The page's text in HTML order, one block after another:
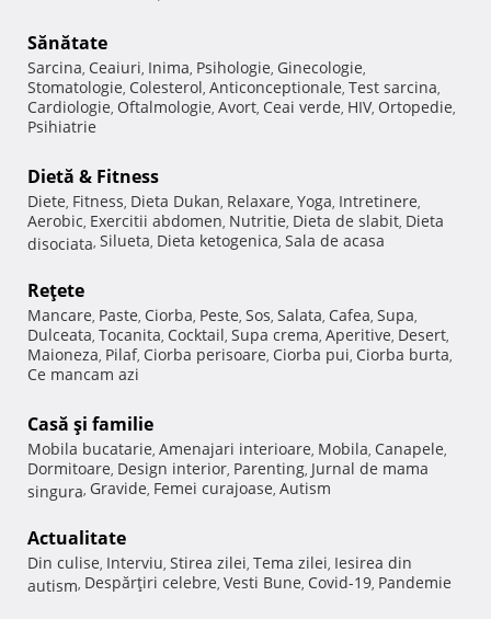
Sănătate
Sarcina, Ceaiuri, Inima, Psihologie, Ginecologie,
Stomatologie, Colesterol, Anticonceptionale, Test sarcina,
Cardiologie, Oftalmologie, Avort, Ceai verde, HIV, Ortopedie,
Psihiatrie
Dietă & Fitness
Diete, Fitness, Dieta Dukan, Relaxare, Yoga, Intretinere,
Aerobic, Exercitii abdomen, Nutritie, Dieta de slabit, Dieta
disociata, Silueta, Dieta ketogenica, Sala de acasa
Reţete
Mancare, Paste, Ciorba, Peste, Sos, Salata, Cafea, Supa,
Dulceata, Tocanita, Cocktail, Supa crema, Aperitive, Desert,
Maioneza, Pilaf, Ciorba perisoare, Ciorba pui, Ciorba burta,
Ce mancam azi
Casă şi familie
Mobila bucatarie, Amenajari interioare, Mobila, Canapele,
Dormitoare, Design interior, Parenting, Jurnal de mama
singura, Gravide, Femei curajoase, Autism
Actualitate
Din culise, Interviu, Stirea zilei, Tema zilei, Iesirea din
autism, Despărţiri celebre, Vesti Bune, Covid-19, Pandemie